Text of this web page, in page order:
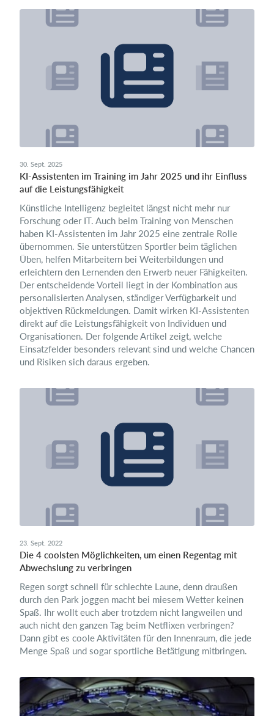
30. Sept. 2025
KI-Assistenten im Training im Jahr 2025 und ihr Einfluss
auf die Leistungsfähigkeit
Künstliche Intelligenz begleitet längst nicht mehr nur
Forschung oder IT. Auch beim Training von Menschen
haben KI-Assistenten im Jahr 2025 eine zentrale Rolle
übernommen. Sie unterstützen Sportler beim täglichen
Üben, helfen Mitarbeitern bei Weiterbildungen und
erleichtern den Lernenden den Erwerb neuer Fähigkeiten.
Der entscheidende Vorteil liegt in der Kombination aus
personalisierten Analysen, ständiger Verfügbarkeit und
objektiven Rückmeldungen. Damit wirken KI-Assistenten
direkt auf die Leistungsfähigkeit von Individuen und
Organisationen. Der folgende Artikel zeigt, welche
Einsatzfelder besonders relevant sind und welche Chancen
und Risiken sich daraus ergeben.
23. Sept. 2022
Die 4 coolsten Möglichkeiten, um einen Regentag mit
Abwechslung zu verbringen
Regen sorgt schnell für schlechte Laune, denn draußen
durch den Park joggen macht bei miesem Wetter keinen
Spaß. Ihr wollt euch aber trotzdem nicht langweilen und
auch nicht den ganzen Tag beim Netflixen verbringen?
Dann gibt es coole Aktivitäten für den Innenraum, die jede
Menge Spaß und sogar sportliche Betätigung mitbringen.